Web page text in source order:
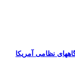
نظامی آمریکا